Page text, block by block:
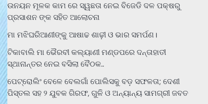
ଉନୟନ ମୂଳକ କାମ ରେ ସ୍ୱଛତା ନେଇ ବିଜେଡି ଦଳ ପକ୍ଷରୁ
ପ୍ରସାଶନ ଙ୍କ ସହିତ ଆଲୋଚନା
ମା ମଝିଘରିଆଣୀଙ୍କୁ ଆଷାଢ ଶାଢ଼ୀ ଓ ଭାର ସମର୍ପଣ।
ଟିକାବାଲି ମା ଭୈରବୀ କଲ୍ୟାଣୀ ମଣ୍ଡପରେ ଦନ୍ତାହାତୀ
ସ୍ଥାନାନ୍ତର ନେଇ ବସିଲା ବୈଠକ..
ପେଟ୍ରୋଲିଂ ବେଳେ ବେଲଗାଁ ପୋଲିସକୁ ବଡ଼ ସଫଳତା; ଦେଶୀ
ପିସ୍ତଲ ସହ ୨ ଯୁବକ ଗିରଫ, ଗୁଳି ଓ ଅନ୍ୟାନ୍ୟ ସାମଗ୍ରୀ ଜବତ